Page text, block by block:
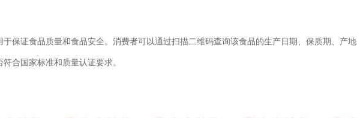
保证食品质量和食品安全。消费者可以通过扫描二维码查询该食品的生产日期、保质期、产地
合国家标准和质量认证要求。